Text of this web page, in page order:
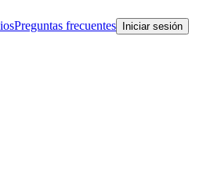
Preguntas frecuentes Iniciar sesión